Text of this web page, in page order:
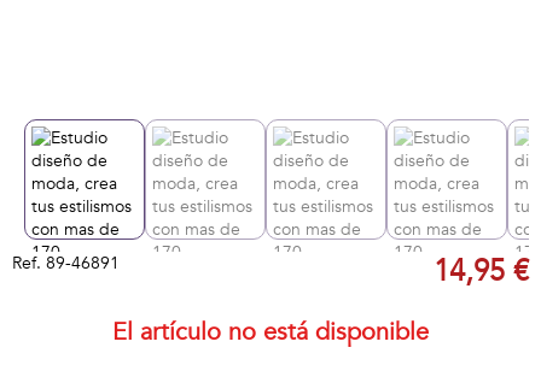
Ref. 89-46891 14,95 €
El artículo no está disponible